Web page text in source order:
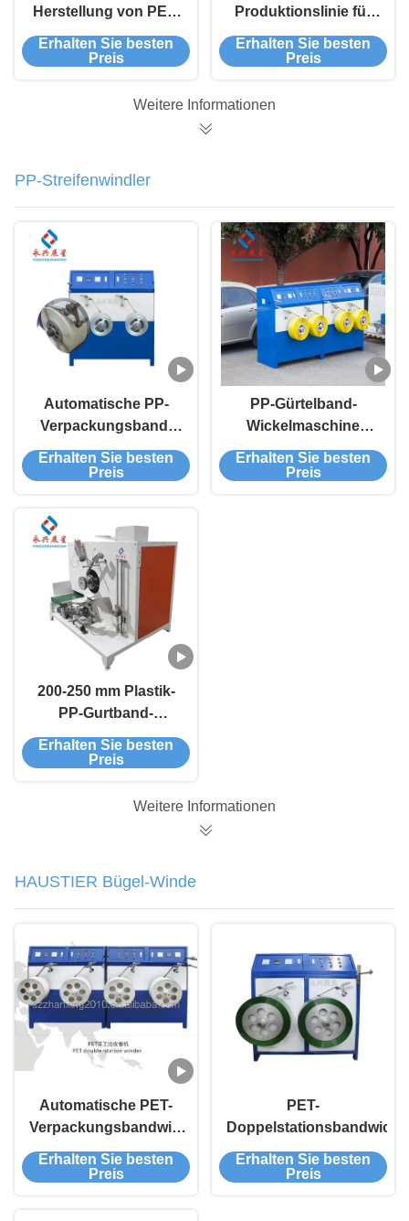
Herstellung von PET-
Flocken mit
automatischem
Erhalten Sie besten
Preis
Produktionslinie für
PET-Streifen mit
automatischer
Erhalten Sie besten
Preis
Weitere Informationen
PP-Streifenwindler
Automatische PP-
Verpackungsband-
Wicklungsmaschine
Wicklungsmaschine
Erhalten Sie besten
Preis
PP-Gürtelband-
Wickelmaschine
Gürtel-Extrusionslinie
Erhalten Sie besten
Preis
200-250 mm Plastik-
PP-Gurtband-
Wicklungsmaschine
Erhalten Sie besten
Preis
Weitere Informationen
HAUSTIER Bügel-Winde
Automatische PET-
Verpackungsbandwickler
mit Doppelstation
Erhalten Sie besten
Preis
PET-
Erhalten Sie besten
Preis